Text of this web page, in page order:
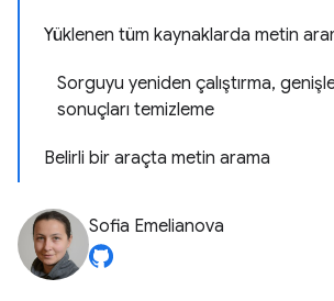
Yüklenen tüm kaynaklarda metin
Sorguyu yeniden çalıştırma,
sonuçları temizleme
Belirli bir araçta metin arama
Sofia Emelianova